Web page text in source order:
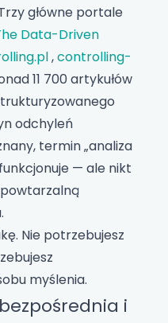
główne portale
Data-Driven
,controlling-
11 700 artykułów
odchyleń
termin „analiza
— ale nikt
Nie potrzebujesz
myślenia.
i